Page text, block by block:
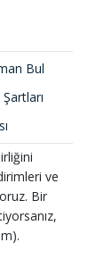
Bul
ve
Bir